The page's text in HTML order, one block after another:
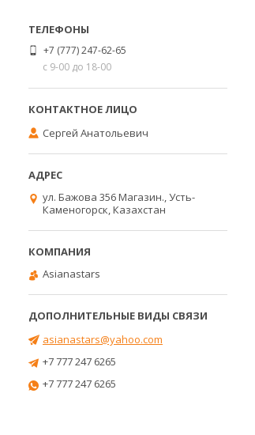
+7 (777) 247-62-65
с 9-00 до 18-00
Сергей Анатольевич
ул. Бажова 356 Магазин., Усть-
Каменогорск, Казахстан
Asianastars
asianastars@yahoo.com
+7 777 247 6265
+7 777 247 6265